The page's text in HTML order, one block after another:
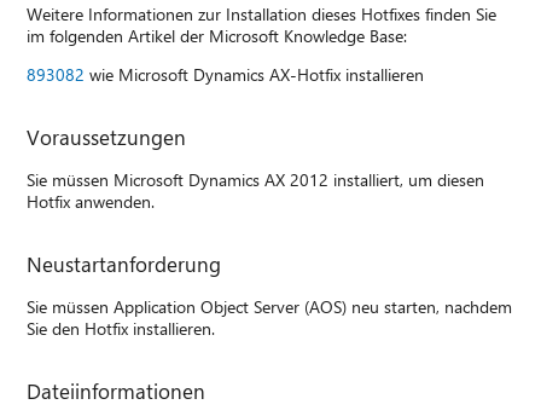
Weitere Informationen zur Installation dieses Hotfixes finden Sie
im folgenden Artikel der Microsoft Knowledge Base:
893082 wie Microsoft Dynamics AX-Hotfix installieren
Voraussetzungen
Sie müssen Microsoft Dynamics AX 2012 installiert, um diesen
Hotfix anwenden.
Neustartanforderung
Sie müssen Application Object Server (AOS) neu starten, nachdem
Sie den Hotfix installieren.
Dateiinformationen